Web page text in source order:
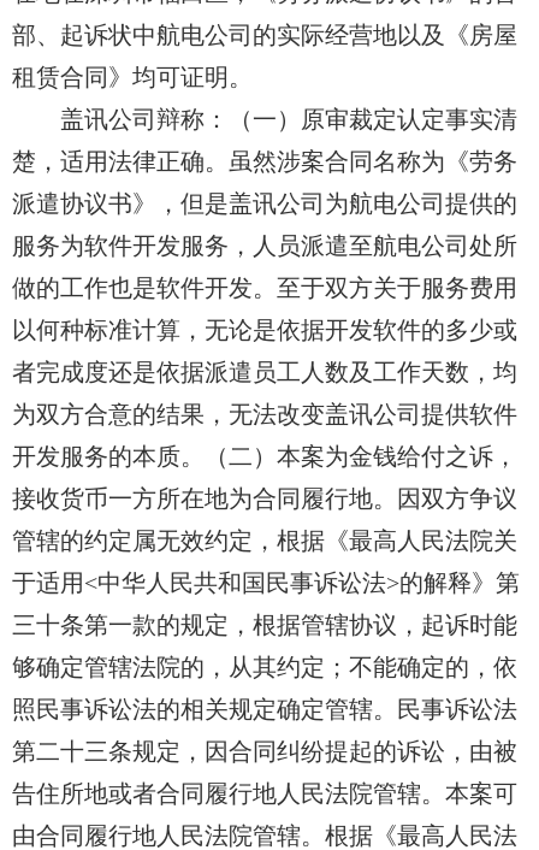
部、起诉状中航电公司的实际经营地以及《房屋
租赁合同》均可证明。
盖讯公司 辩称：（一）原审裁定认定事实清
楚，适用法律正确。虽然涉案合同名称为《劳务
派遣协议书》， 但是盖讯公司为航电公司 提供的
服务为软件开发服务，人员派遣至航电公司处所
做的工作也是软件开发。至于双方关于服务费用
以何种标准计算，无论是依据开发软件的多少或
者完成度还是依据派遣员工人数及工作天数，均
为双方合意的结果，无法改变盖讯公司 提供软件
开发服务的本质。（二）本案为金钱给付之诉，
接收货币一方所在地为合同履行地。因双方争议
管辖的约定属无效约定，根据《最高人民法院关
于适用<中华人民共和国民事诉讼法>的解释》第
三十条第一款的规定，根据管辖协议，起诉时能
够确定管辖法院的，从其约定；不能确定的，依
照民事诉讼法的相关规定确定管辖。民事诉讼法
第二十三条规定，因合同纠纷提起的诉讼，由被
告住所地或者合同履行地人民法院管辖。本案可
由合同履行地人民法院管辖。根据《最高人民法